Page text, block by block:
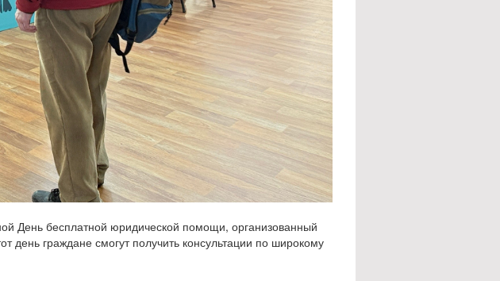
День бесплатной юридической помощи, организованный
день граждане смогут получить консультации по широкому